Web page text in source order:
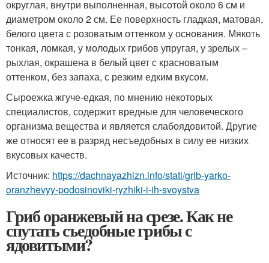
округлая, внутри выполненная, высотой около 6 см и
диаметром около 2 см. Ее поверхность гладкая, матовая,
белого цвета с розоватым оттенком у основания. Мякоть
тонкая, ломкая, у молодых грибов упругая, у зрелых –
рыхлая, окрашена в белый цвет с красноватым
оттенком, без запаха, с резким едким вкусом.
Сыроежка жгуче-едкая, по мнению некоторых
специалистов, содержит вредные для человеческого
организма вещества и является слабоядовитой. Другие
же относят ее в разряд несъедобных в силу ее низких
вкусовых качеств.
Источник: https://dachnayazhizn.info/stati/grib-yarko-
oranzhevyy-podosinoviki-ryzhiki-i-ih-svoystva
Гриб оранжевый на срезе. Как не
спутать съедобные грибы с
ядовитыми?